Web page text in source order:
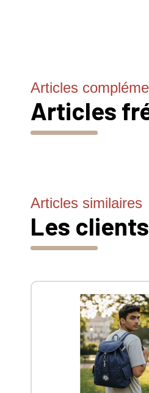
Articles
Articles
Articles similaires
Les